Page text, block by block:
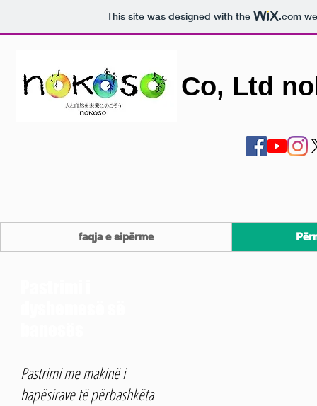
This site was designed with the .com
Co, Ltd
faqja e sipërme
Pastrimi me makinë i
hapësirave të përbashkëta